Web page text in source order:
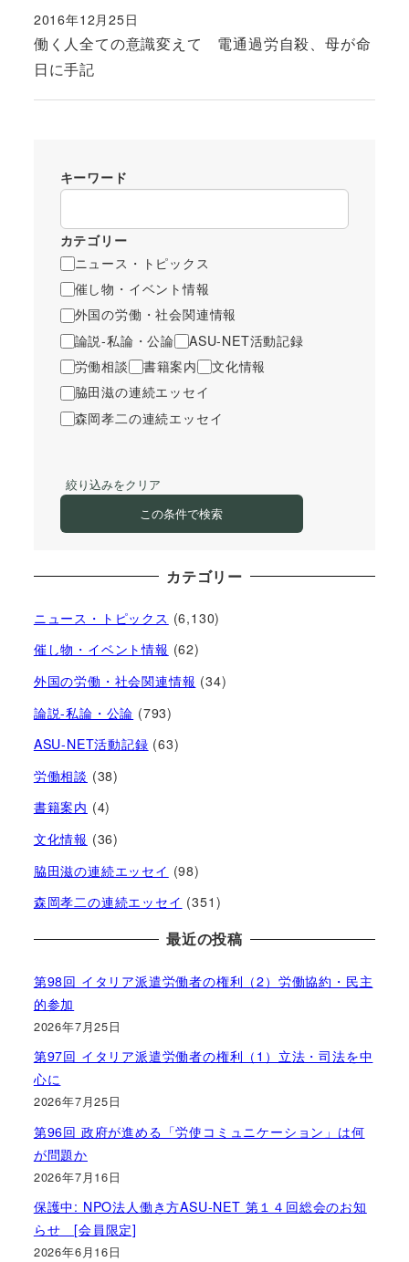
働く人全ての意識変えて 電通過労自殺、母が命
日に手記
投稿日
2016年12月25日
キーワード
カテゴリー
ニュース・トピックス
催し物・イベント情報
外国の労働・社会関連情報
論説-私論・公論
ASU-NET活動記録
労働相談
書籍案内
文化情報
脇田滋の連続エッセイ
森岡孝二の連続エッセイ
絞り込みをクリア
この条件で検索
カテゴリー
ニュース・トピックス (6,130)
催し物・イベント情報 (62)
外国の労働・社会関連情報 (34)
論説-私論・公論 (793)
ASU-NET活動記録 (63)
労働相談 (38)
書籍案内 (4)
文化情報 (36)
脇田滋の連続エッセイ (98)
森岡孝二の連続エッセイ (351)
最近の投稿
第98回 イタリア派遣労働者の権利（2）労働協約・民主
的参加
2026年7月25日
第97回 イタリア派遣労働者の権利（1）立法・司法を中
心に
2026年7月25日
第96回 政府が進める「労使コミュニケーション」は何
が問題か
2026年7月16日
保護中: NPO法人働き方ASU-NET 第１４回総会のお知
らせ [会員限定]
2026年6月16日